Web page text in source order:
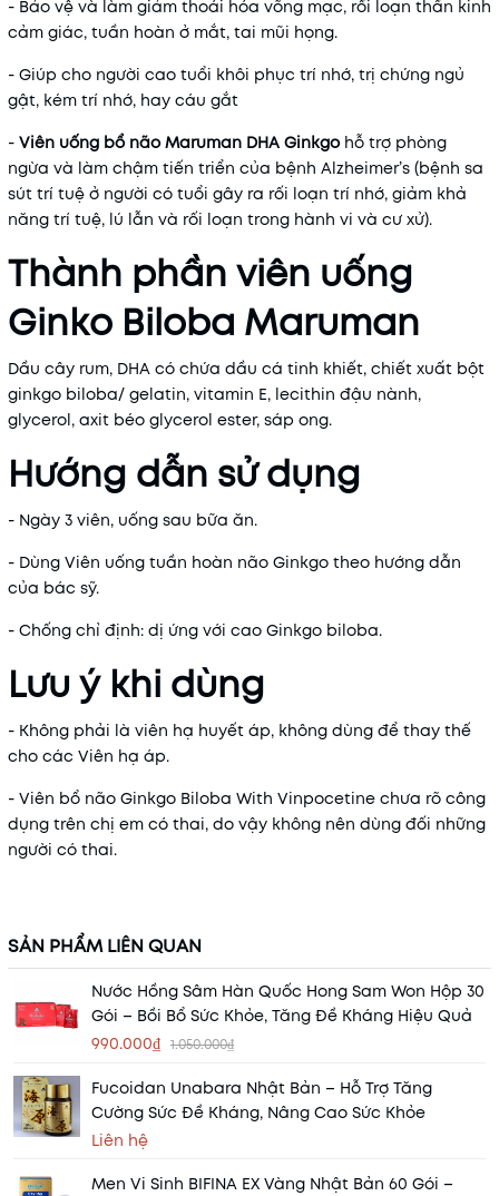
- Bảo vệ và làm giảm thoái hóa võng mạc, rối loạn thần kinh
cảm giác, tuần hoàn ở mắt, tai mũi họng.
- Giúp cho người cao tuổi khôi phục trí nhớ, trị chứng ngủ
gật, kém trí nhớ, hay cáu gắt
- Viên uống bổ não Maruman DHA Ginkgohỗ trợ phòng
ngừa và làm chậm tiến triển của bệnh Alzheimer’s (bệnh sa
sút trí tuệ ở người có tuổi gây ra rối loạn trí nhớ, giảm khả
năng trí tuệ, lú lẫn và rối loạn trong hành vi và cư xử).
Thành phần viên uống
Ginko Biloba Maruman
Dầu cây rum, DHA có chứa dầu cá tinh khiết, chiết xuất bột
ginkgo biloba/ gelatin, vitamin E, lecithin đậu nành,
glycerol, axit béo glycerol ester, sáp ong.
Hướng dẫn sử dụng
- Ngày 3 viên, uống sau bữa ăn.
- Dùng Viên uống tuần hoàn não Ginkgo theo hướng dẫn
của bác sỹ.
- Chống chỉ định: dị ứng với cao Ginkgo biloba.
Lưu ý khi dùng
- Không phải là viên hạ huyết áp, không dùng để thay thế
cho các Viên hạ áp.
- Viên bổ não Ginkgo Biloba With Vinpocetine chưa rõ công
dụng trên chị em có thai, do vậy không nên dùng đối những
người có thai.
SẢN PHẨM LIÊN QUAN
Nước Hồng Sâm Hàn Quốc Hong Sam Won Hộp 30
Gói – Bồi Bổ Sức Khỏe, Tăng Đề Kháng Hiệu Quả
990.000₫ 1.050.000₫
Fucoidan Unabara Nhật Bản – Hỗ Trợ Tăng
Cường Sức Đề Kháng, Nâng Cao Sức Khỏe
Liên hệ
Men Vi Sinh BIFINA EX Vàng Nhật Bản 60 Gói –